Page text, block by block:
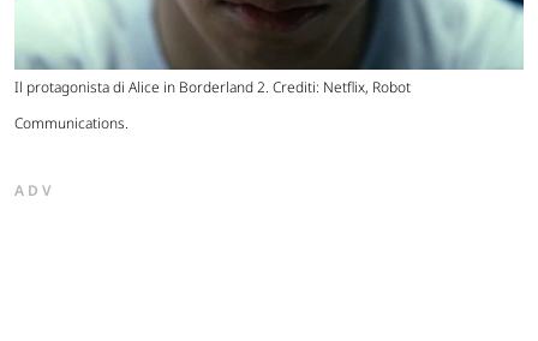
Il protagonista di Alice in Borderland 2. Crediti: Netflix, Robot
Communications.
ADV